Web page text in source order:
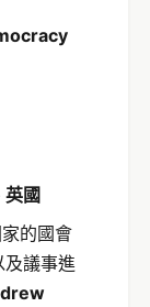
英國
的國會
及議事進